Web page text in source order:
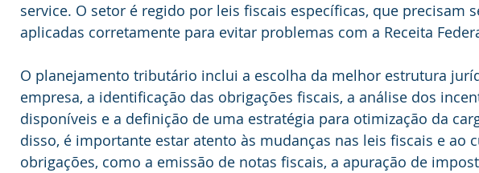
service. O setor é regido por leis fiscais específicas, que precisam
aplicadas corretamente para evitar problemas com a Receita
O planejamento tributário inclui a escolha da melhor estrutura
empresa, a identificação das obrigações fiscais, a análise dos
disponíveis e a definição de uma estratégia para otimização da
disso, é importante estar atento às mudanças nas leis fiscais e ao
obrigações, como a emissão de notas fiscais, a apuração de